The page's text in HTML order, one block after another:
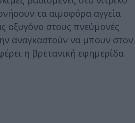
τα αιμοφόρα αγγεία
οξυγόνο στους πνεύμονές
αναγκαστούν να μπουν στον
η βρετανική εφημερίδα